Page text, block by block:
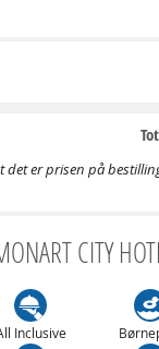
det er prisen på
CITY
Inclusive